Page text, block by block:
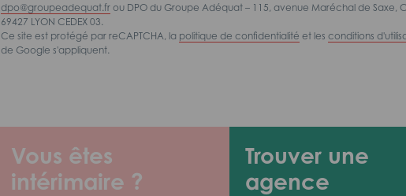
dpo@groupeadequat.fr ou DPO du Groupe Adéquat – 115, avenue Maréchal de Saxe,
69427 LYON CEDEX 03.
Ce site est protégé par reCAPTCHA, la politique de confidentialité et les conditions
de Google s'appliquent.
Vous êtes
intérimaire ?
Trouver une
agence